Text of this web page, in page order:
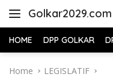
Golkar2029.com
HOME DPP GOLKAR
Home LEGISLATIF